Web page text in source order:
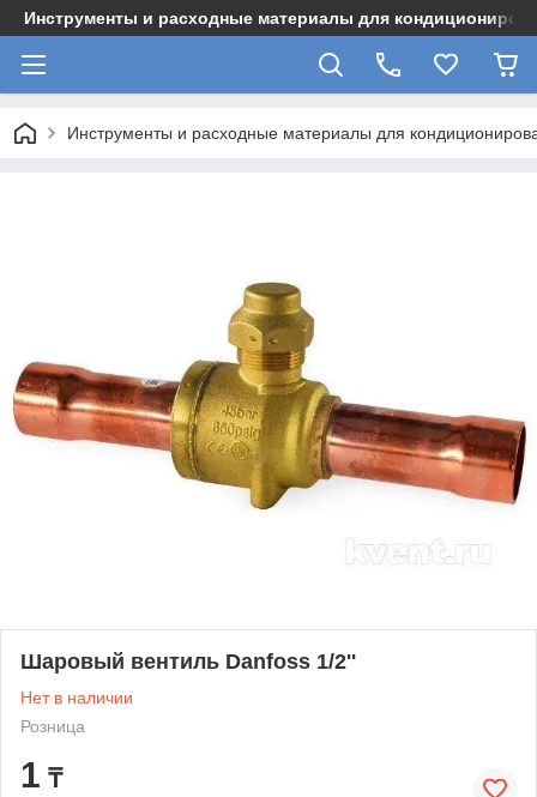
Инструменты и расходные материалы для
Инструменты и расходные материалы для
Шаровый вентиль Danfoss 1/2''
Нет в наличии
Розница
1 ₸